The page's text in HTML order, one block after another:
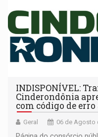
INDISPONÍVEL:
Cinderondônia
com código de erro
Geral 06 de Agosto